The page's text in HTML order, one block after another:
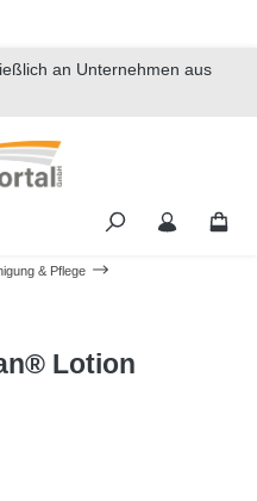
an Unternehmen aus
& Pflege
Lotion